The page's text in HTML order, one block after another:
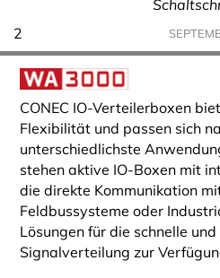
2
CONEC IO-Verteilerboxen
Flexibilität und passen sich
unterschiedlichste Anwendungen an. Je nach
stehen aktive IO-Boxen mit
die direkte Kommunikation mit Steuerungen
Feldbussysteme oder
Lösungen für die schnelle und unkomplizierte
Signalverteilung zur